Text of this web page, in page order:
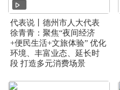
代表说丨德州市人大代表
徐青青：聚焦“夜间经济
+便民生活+文旅体验” 优化
环境、丰富业态、延长时
段 打造多元消费场景